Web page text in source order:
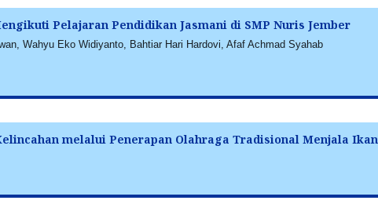
Pelajaran Pendidikan Jasmani di SMP Nuris Jember
Wahyu Eko Widiyanto, Bahtiar Hari Hardovi, Afaf Achmad Syahab
melalui Penerapan Olahraga Tradisional Menjala Ikan